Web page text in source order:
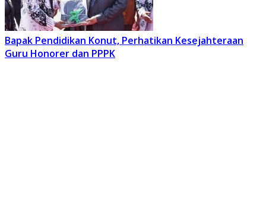
Bapak Pendidikan Konut, Perhatikan Kesejahteraan
Guru Honorer dan PPPK